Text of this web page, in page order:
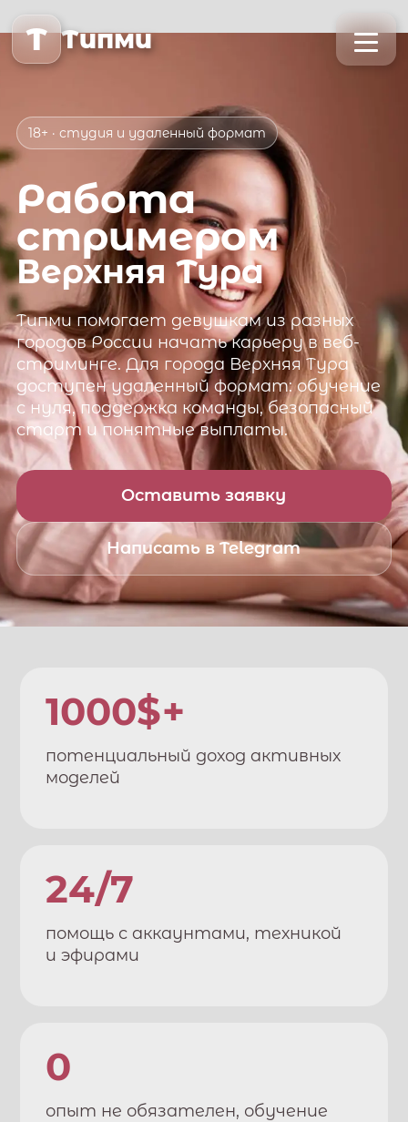
T Типми
18+ · студия и удаленный формат
Работа
стримером
Верхняя Тура
Типмипомогает девушкам из разных
городов России начать карьеру в веб-
стриминге. Для города Верхняя Тура
доступен удаленный формат: обучение
с нуля, поддержка команды, безопасный
старт и понятные выплаты.
Оставить заявку
Написать в Telegram
1000$+
потенциальный доход активных
моделей
24/7
помощь с аккаунтами, техникой
и эфирами
0
опыт не обязателен, обучение